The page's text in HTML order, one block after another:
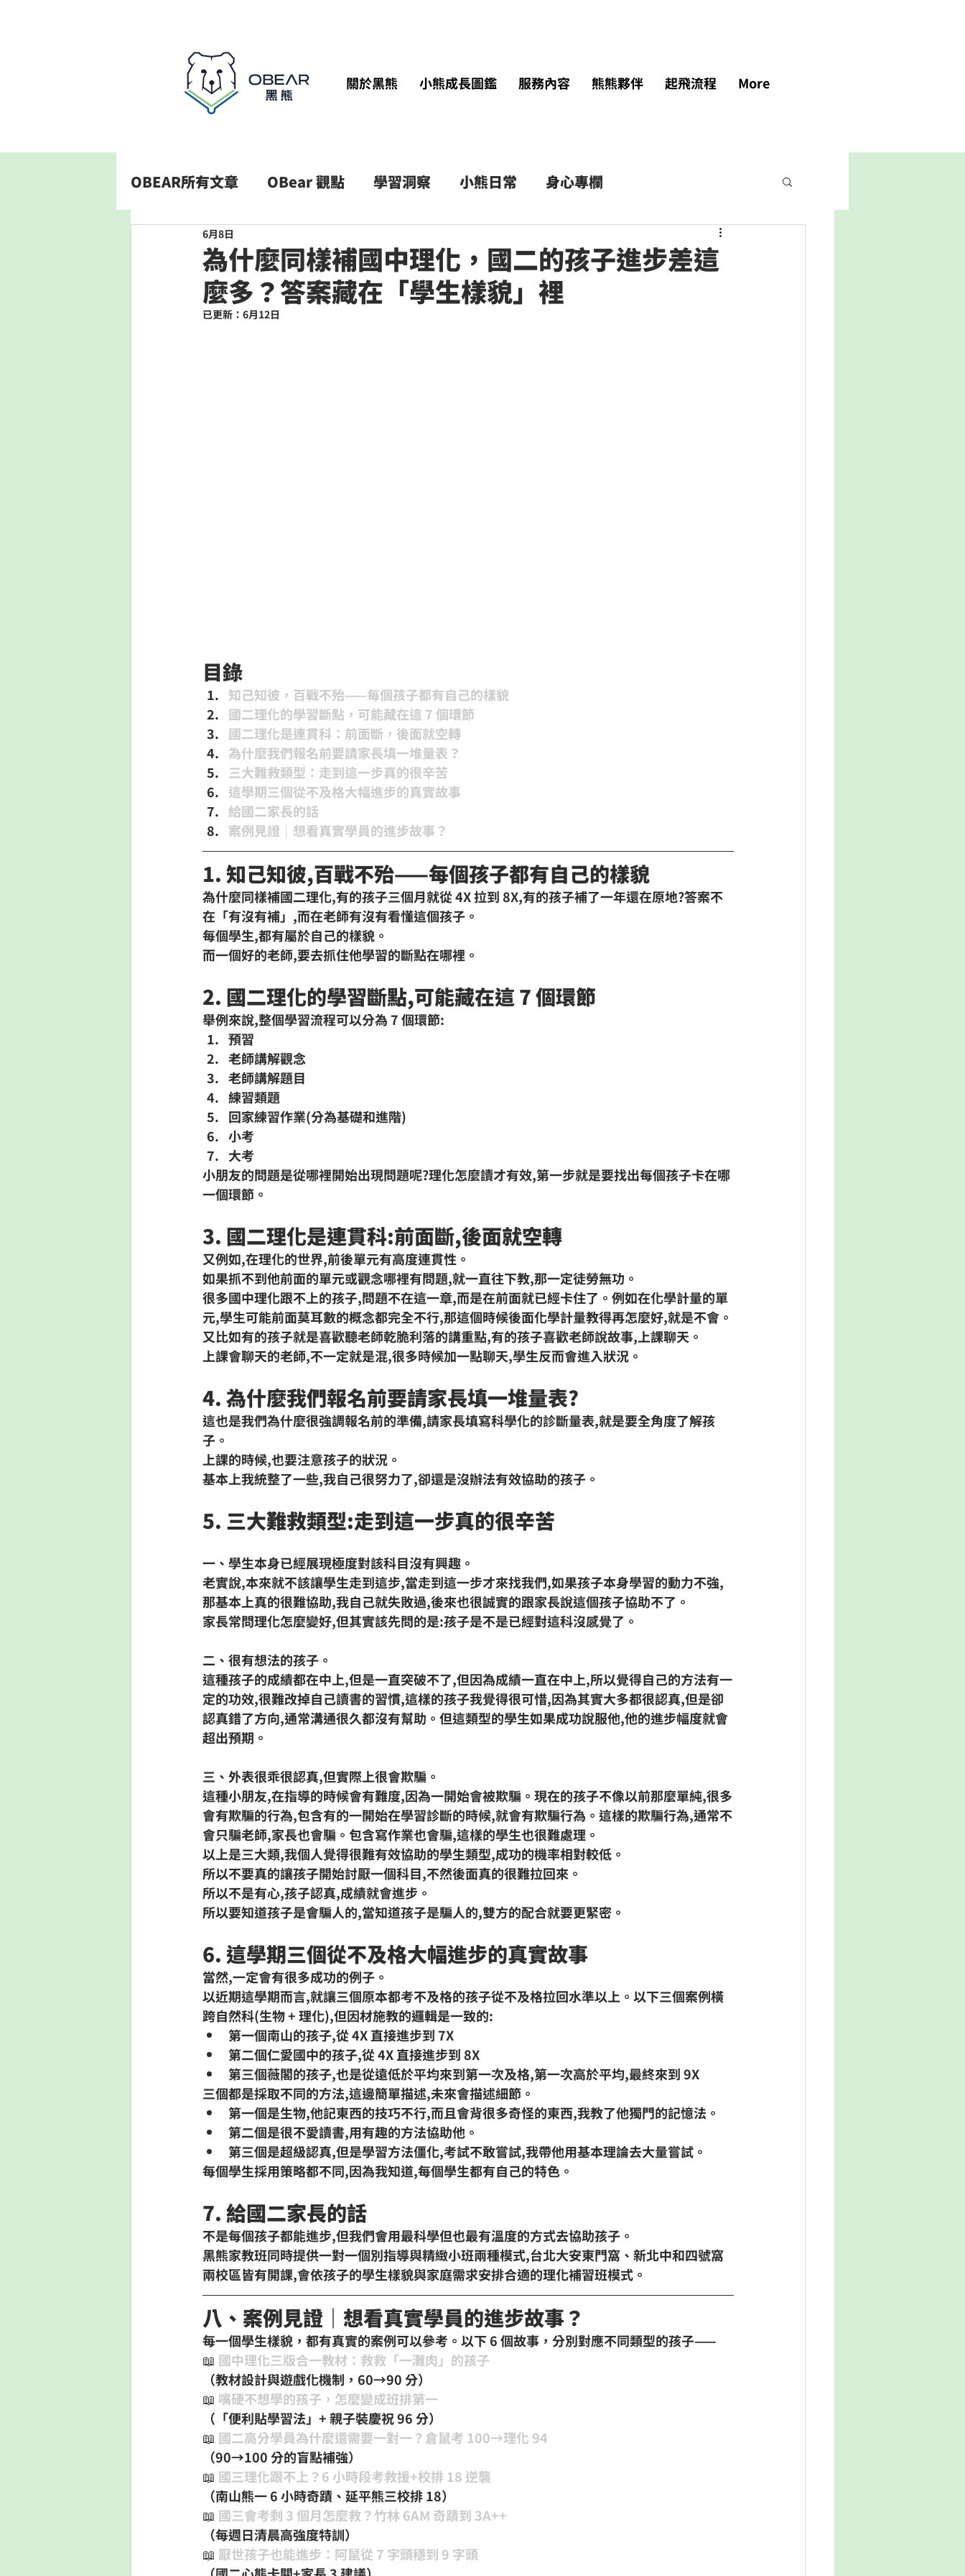
關於黑熊 小熊成長圖鑑 服務內容 熊熊夥伴 起飛流程 More
OBEAR所有文章 OBear 觀點 學習洞察 小熊日常 身心專欄
為什麼同樣補國中理化，國二的孩子進步差這
麼多？答案藏在「學生樣貌」裡
6月8日
已更新： 6月12日
目錄
知己知彼，百戰不殆——每個孩子都有自己的樣貌
國二理化的學習斷點，可能藏在這 7 個環節
國二理化是連貫科：前面斷，後面就空轉
為什麼我們報名前要請家長填一堆量表？
三大難救類型：走到這一步真的很辛苦
這學期三個從不及格大幅進步的真實故事
給國二家長的話
案例見證｜想看真實學員的進步故事？
1. 知己知彼,百戰不殆——每個孩子都有自己的樣貌
為什麼同樣補國二理化,有的孩子三個月就從 4X 拉到 8X,有的孩子補了一年還在原地?答案不
在「有沒有補」,而在老師有沒有看懂這個孩子 。
每個學生,都有屬於自己的樣貌。
而一個好的老師,要去抓住他學習的斷點在哪裡。
2. 國二理化的學習斷點,可能藏在這 7 個環節
舉例來說,整個學習流程可以分為 7 個環節:
預習
老師講解觀念
老師講解題目
練習類題
回家練習作業(分為基礎和進階)
小考
大考
小朋友的問題是從哪裡開始出現問題呢?理化怎麼讀才有效,第一步就是要找出每個孩子卡在哪
一個環節。
3. 國二理化是連貫科:前面斷,後面就空轉
又例如,在理化的世界,前後單元有高度連貫性。
如果抓不到他前面的單元或觀念哪裡有問題,就一直往下教,那一定徒勞無功。
很多國中理化跟不上的孩子,問題不在這一章,而是在前面就已經卡住了。例如在化學計量的單
元,學生可能前面莫耳數的概念都完全不行,那這個時候後面化學計量教得再怎麼好,就是不會。
又比如有的孩子就是喜歡聽老師乾脆利落的講重點,有的孩子喜歡老師說故事,上課聊天。
上課會聊天的老師,不一定就是混,很多時候加一點聊天,學生反而會進入狀況。
4. 為什麼我們報名前要請家長填一堆量表?
這也是我們為什麼很強調報名前的準備,請家長填寫科學化的診斷量表,就是要全角度了解孩
子。
上課的時候,也要注意孩子的狀況。
基本上我統整了一些,我自己很努力了,卻還是沒辦法有效協助的孩子。
5. 三大難救類型:走到這一步真的很辛苦
一、學生本身已經展現極度對該科目沒有興趣。
老實說,本來就不該讓學生走到這步,當走到這一步才來找我們,如果孩子本身學習的動力不強,
那基本上真的很難協助,我自己就失敗過,後來也很誠實的跟家長說這個孩子協助不了。
家長常問理化怎麼變好,但其實該先問的是:孩子是不是已經對這科沒感覺了。
二、很有想法的孩子。
這種孩子的成績都在中上,但是一直突破不了,但因為成績一直在中上,所以覺得自己的方法有一
定的功效,很難改掉自己讀書的習慣,這樣的孩子我覺得很可惜,因為其實大多都很認真,但是卻
認真錯了方向,通常溝通很久都沒有幫助。但這類型的學生如果成功說服他,他的進步幅度就會
超出預期。
三、外表很乖很認真,但實際上很會欺騙。
這種小朋友,在指導的時候會有難度,因為一開始會被欺騙。現在的孩子不像以前那麼單純,很多
會有欺騙的行為,包含有的一開始在學習診斷的時候,就會有欺騙行為。這樣的欺騙行為,通常不
會只騙老師,家長也會騙。包含寫作業也會騙,這樣的學生也很難處理。
以上是三大類,我個人覺得很難有效協助的學生類型,成功的機率相對較低。
所以不要真的讓孩子開始討厭一個科目,不然後面真的很難拉回來。
所以不是有心,孩子認真,成績就會進步。
所以要知道孩子是會騙人的,當知道孩子是騙人的,雙方的配合就要更緊密。
6. 這學期三個從不及格大幅進步的真實故事
當然,一定會有很多成功的例子。
以近期這學期而言,就讓三個原本都考不及格的孩子從不及格拉回水準以上 。以下三個案例橫
跨自然科(生物 + 理化),但因材施教的邏輯是一致的:
第一個南山的孩子,從 4X 直接進步到 7X
第二個仁愛國中的孩子,從 4X 直接進步到 8X
第三個薇閣的孩子,也是從遠低於平均來到第一次及格,第一次高於平均,最終來到 9X
三個都是採取不同的方法,這邊簡單描述,未來會描述細節。
第一個是生物,他記東西的技巧不行,而且會背很多奇怪的東西,我教了他獨門的記憶法。
第二個是很不愛讀書,用有趣的方法協助他。
第三個是超級認真,但是學習方法僵化,考試不敢嘗試,我帶他用基本理論去大量嘗試。
每個學生採用策略都不同,因為我知道,每個學生都有自己的特色。
7. 給國二家長的話
不是每個孩子都能進步,但我們會用最科學但也最有溫度的方式去協助孩子。
黑熊家教班同時提供一對一個別指導與精緻小班兩種模式,台北大安東門窩、新北中和四號窩
兩校區皆有開課,會依孩子的學生樣貌與家庭需求安排合適的理化補習班模式。
八、案例見證｜想看真實學員的進步故事？
每一個學生樣貌，都有真實的案例可以參考。以下 6 個故事，分別對應不同類型的孩子——
📖 國中理化三版合一教材：救救「一灘肉」的孩子
（教材設計與遊戲化機制，60→90 分）
📖 嘴硬不想學的孩子，怎麼變成班排第一
（「便利貼學習法」+ 親子裝慶祝 96 分）
📖 國二高分學員為什麼還需要一對一？倉鼠考 100→理化 94
（90→100 分的盲點補強）
📖 國三理化跟不上？6 小時段考救援+校排 18 逆襲
（南山熊一 6 小時奇蹟、延平熊三校排 18）
📖 國三會考剩 3 個月怎麼救？竹林 6AM 奇蹟到 3A++
（每週日清晨高強度特訓）
📖 厭世孩子也能進步：阿鼠從 7 字頭穩到 9 字頭